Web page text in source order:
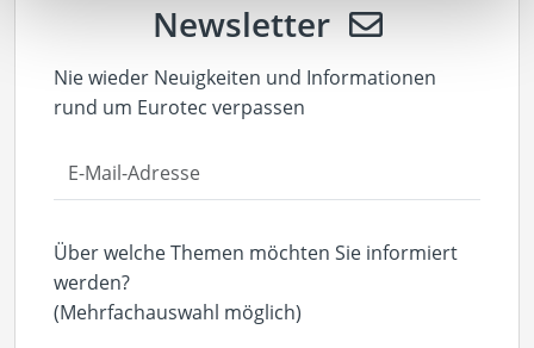
Newsletter
Nie wieder Neuigkeiten und Informationen
rund um Eurotec verpassen
Über welche Themen möchten Sie informiert
werden?
(Mehrfachauswahl möglich)